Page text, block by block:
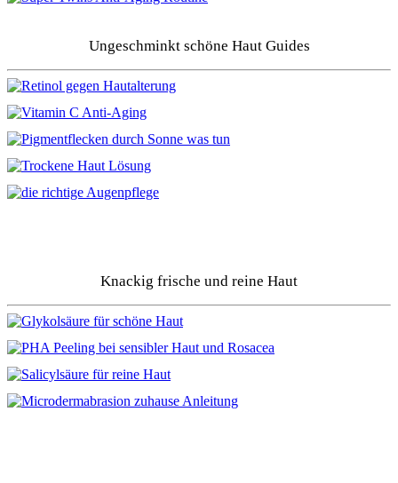
Ungeschminkt schöne Haut Guides
Knackig frische und reine Haut